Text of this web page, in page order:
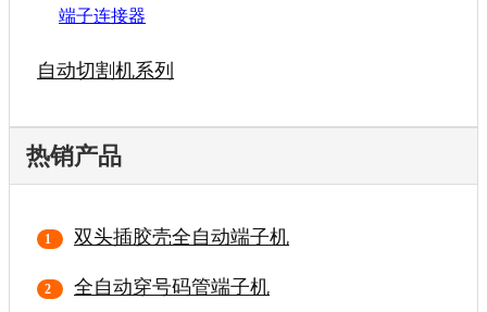
端子连接器
自动切割机系列
热销产品
双头插胶壳全自动端子机
全自动穿号码管端子机